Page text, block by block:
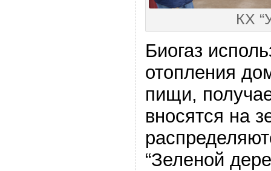
КХ
Биогаз
отопления
пищи,
вносятся на
“Зеленой